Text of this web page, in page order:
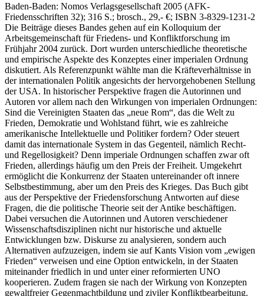
Baden-Baden: Nomos Verlagsgesellschaft 2005 (AFK-
Friedensschriften 32); 316 S.; brosch., 29,- €; ISBN 3-8329-1231-2
Die Beiträge dieses Bandes gehen auf ein Kolloquium der
Arbeitsgemeinschaft für Friedens- und Konfliktforschung im
Frühjahr 2004 zurück. Dort wurden unterschiedliche theoretische
und empirische Aspekte des Konzeptes einer imperialen Ordnung
diskutiert. Als Referenzpunkt wählte man die Kräfteverhältnisse in
der internationalen Politik angesichts der hervorgehobenen Stellung
der USA. In historischer Perspektive fragen die Autorinnen und
Autoren vor allem nach den Wirkungen von imperialen Ordnungen:
Sind die Vereinigten Staaten das „neue Rom“, das die Welt zu
Frieden, Demokratie und Wohlstand führt, wie es zahlreiche
amerikanische Intellektuelle und Politiker fordern? Oder steuert
damit das internationale System in das Gegenteil, nämlich Recht-
und Regellosigkeit? Denn imperiale Ordnungen schaffen zwar oft
Frieden, allerdings häufig um den Preis der Freiheit. Umgekehrt
ermöglicht die Konkurrenz der Staaten untereinander oft innere
Selbstbestimmung, aber um den Preis des Krieges. Das Buch gibt
aus der Perspektive der Friedensforschung Antworten auf diese
Fragen, die die politische Theorie seit der Antike beschäftigen.
Dabei versuchen die Autorinnen und Autoren verschiedener
Wissenschaftsdisziplinen nicht nur historische und aktuelle
Entwicklungen bzw. Diskurse zu analysieren, sondern auch
Alternativen aufzuzeigen, indem sie auf Kants Vision vom „ewigen
Frieden“ verweisen und eine Option entwickeln, in der Staaten
miteinander friedlich in und unter einer reformierten UNO
kooperieren. Zudem fragen sie nach der Wirkung von Konzepten
gewaltfreier Gegenmachtbildung und ziviler Konfliktbearbeitung.